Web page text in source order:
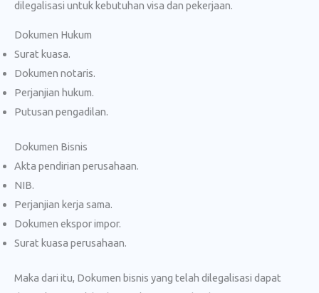
dilegalisasi untuk kebutuhan visa dan pekerjaan.
Dokumen Hukum
Surat kuasa.
Dokumen notaris.
Perjanjian hukum.
Putusan pengadilan.
Dokumen Bisnis
Akta pendirian perusahaan.
NIB.
Perjanjian kerja sama.
Dokumen ekspor impor.
Surat kuasa perusahaan.
Maka dari itu, Dokumen bisnis yang telah dilegalisasi dapat